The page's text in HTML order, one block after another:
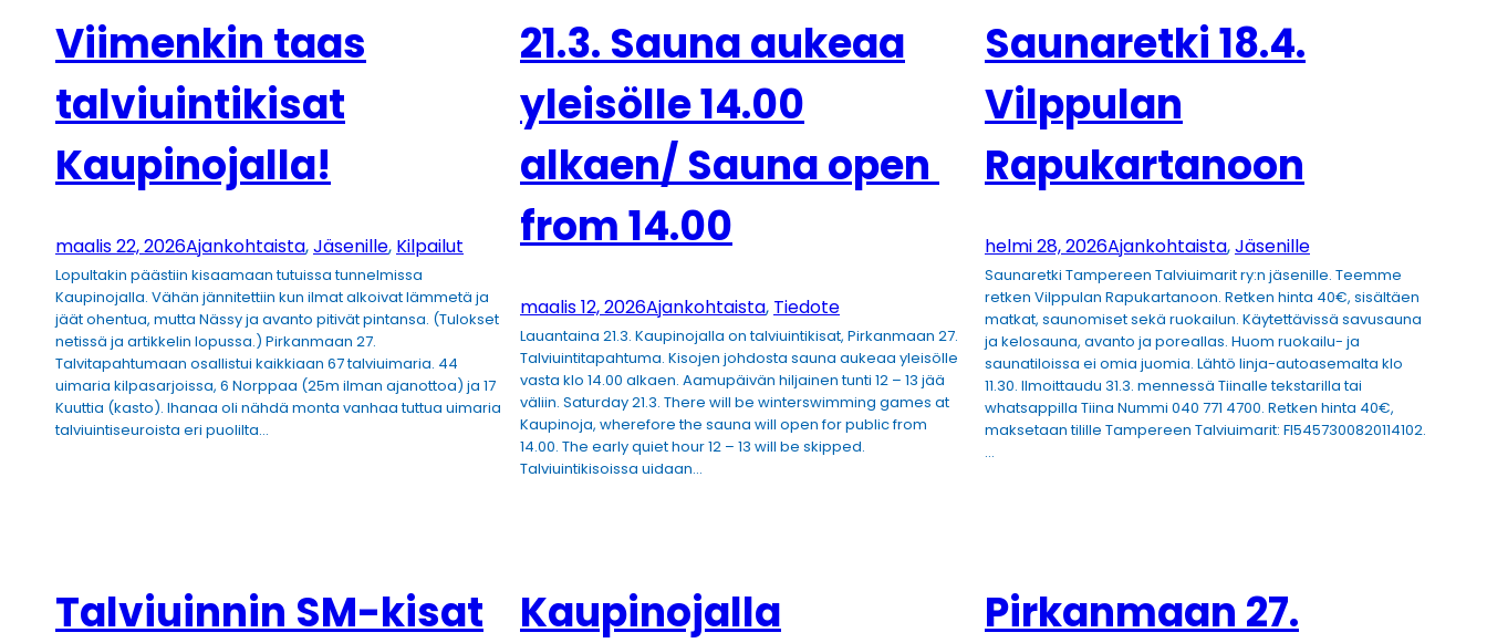
Viimenkin taas
talviuintikisat
Kaupinojalla!
maalis 22, 2026Ajankohtaista, Jäsenille, Kilpailut
Lopultakin päästiin kisaamaan tutuissa tunnelmissa
Kaupinojalla. Vähän jännitettiin kun ilmat alkoivat lämmetä ja
jäät ohentua, mutta Nässy ja avanto pitivät pintansa. (Tulokset
netissä ja artikkelin lopussa.) Pirkanmaan 27.
Talvitapahtumaan osallistui kaikkiaan 67 talviuimaria. 44
uimaria kilpasarjoissa, 6 Norppaa (25m ilman ajanottoa) ja 17
Kuuttia (kasto). Ihanaa oli nähdä monta vanhaa tuttua uimaria
talviuintiseuroista eri puolilta…
21.3. Sauna aukeaa
yleisölle 14.00
alkaen/ Sauna open
from 14.00
maalis 12, 2026Ajankohtaista, Tiedote
Lauantaina 21.3. Kaupinojalla on talviuintikisat, Pirkanmaan 27.
Talviuintitapahtuma. Kisojen johdosta sauna aukeaa yleisölle
vasta klo 14.00 alkaen. Aamupäivän hiljainen tunti 12 – 13 jää
väliin. Saturday 21.3. There will be winterswimming games at
Kaupinoja, wherefore the sauna will open for public from
14.00. The early quiet hour 12 – 13 will be skipped.
Talviuintikisoissa uidaan…
Saunaretki 18.4.
Vilppulan
Rapukartanoon
helmi 28, 2026Ajankohtaista, Jäsenille
Saunaretki Tampereen Talviuimarit ry:n jäsenille. Teemme
retken Vilppulan Rapukartanoon. Retken hinta 40€, sisältäen
matkat, saunomiset sekä ruokailun. Käytettävissä savusauna
ja kelosauna, avanto ja poreallas. Huom ruokailu- ja
saunatiloissa ei omia juomia. Lähtö linja-autoasemalta klo
11.30. Ilmoittaudu 31.3. mennessä Tiinalle tekstarilla tai
whatsappilla Tiina Nummi 040 771 4700. Retken hinta 40€,
maksetaan tilille Tampereen Talviuimarit: FI5457300820114102.
…
Talviuinnin SM-kisat
Kaupinojalla
Pirkanmaan 27.